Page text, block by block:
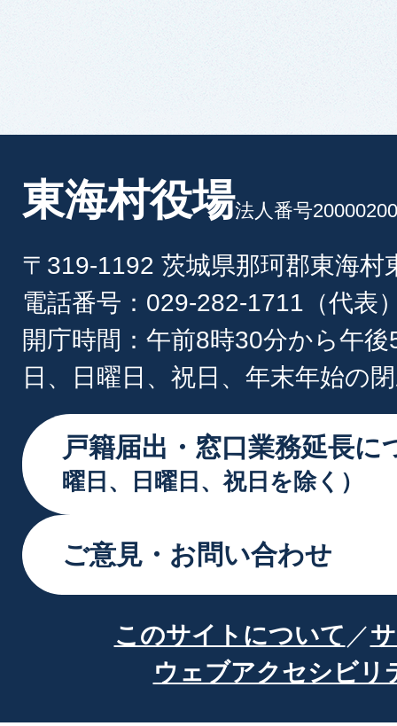
東海村役場法人番号
〒319-1192 茨城県那珂郡東海村
電話番号：029-282-1711（代表
開庁時間：午前8時30分から午
日、日曜日、祝日、年末年始の
戸籍届出・窓口業務延長に
曜日、日曜日、祝日を除く）
ご意見・お問い合わせ
このサイトについて
ウェブアクセシビリ